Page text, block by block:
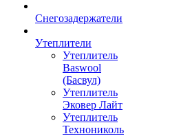
Снегозадержатели
Утеплители
Утеплитель
Baswool
(Басвул)
Утеплитель
Эковер Лайт
Утеплитель
Технониколь